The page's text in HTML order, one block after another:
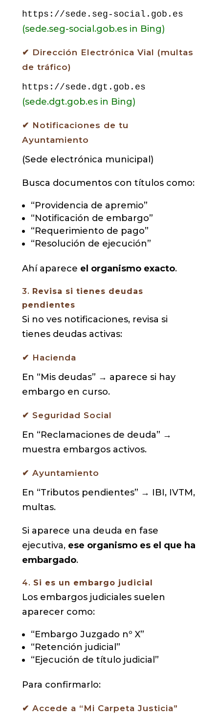
https://sede.seg-social.gob.es
(sede.seg-social.gob.es in Bing)
✔ Dirección Electrónica Vial (multas
de tráfico)
https://sede.dgt.gob.es
(sede.dgt.gob.es in Bing)
✔ Notificaciones de tu
Ayuntamiento
(Sede electrónica municipal)
Busca documentos con títulos como:
“Providencia de apremio”
“Notificación de embargo”
“Requerimiento de pago”
“Resolución de ejecución”
Ahí aparece el organismo exacto.
3. Revisa si tienes deudas
pendientes
Si no ves notificaciones, revisa si
tienes deudas activas:
✔ Hacienda
En “Mis deudas” → aparece si hay
embargo en curso.
✔ Seguridad Social
En “Reclamaciones de deuda” →
muestra embargos activos.
✔ Ayuntamiento
En “Tributos pendientes” → IBI, IVTM,
multas.
Si aparece una deuda en fase
ejecutiva, ese organismo es el que ha
embargado.
4. Si es un embargo judicial
Los embargos judiciales suelen
aparecer como:
“Embargo Juzgado nº X”
“Retención judicial”
“Ejecución de título judicial”
Para confirmarlo:
✔ Accede a “Mi Carpeta Justicia”